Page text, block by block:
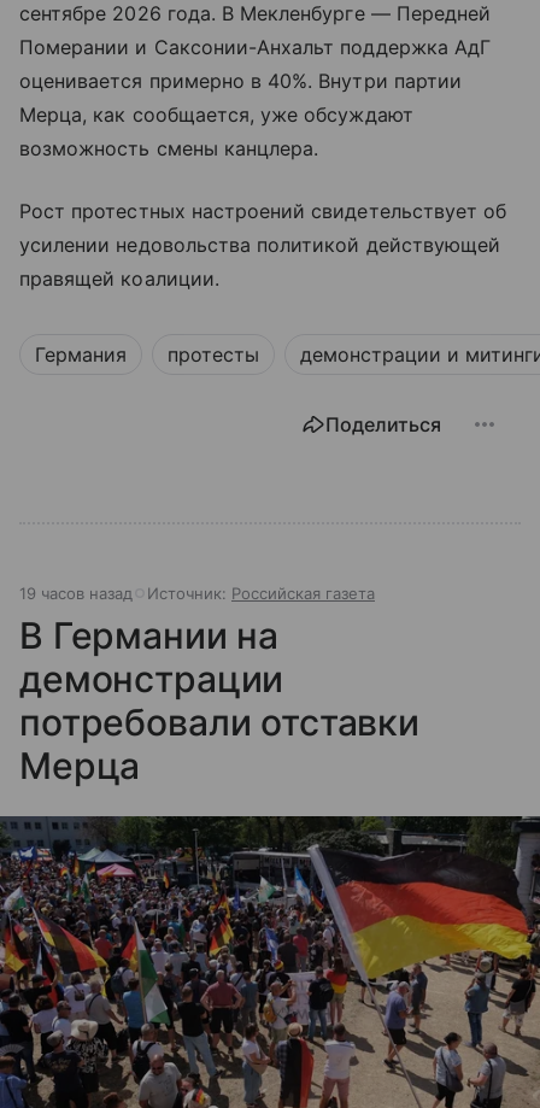
сентябре 2026 года. В Мекленбурге — Передней
Померании и Саксонии-Анхальт поддержка АдГ
оценивается примерно в 40%. Внутри партии
Мерца, как сообщается, уже обсуждают
возможность смены канцлера.
Рост протестных настроений свидетельствует об
усилении недовольства политикой действующей
правящей коалиции.
Германия протесты демонстрации и
Поделиться
19 часов назад Источник: Российская газета
В Германии на
демонстрации
потребовали отставки
Мерца